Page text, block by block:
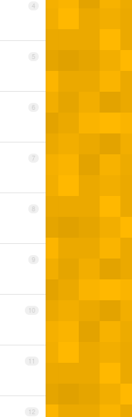
4
5
6
7
8
9
10
11
12